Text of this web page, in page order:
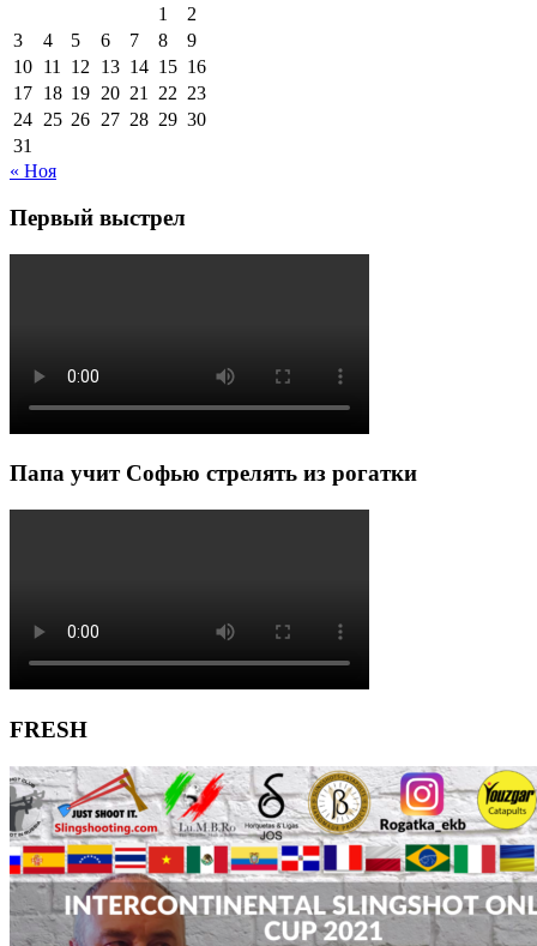
1
2
3
4 5 6 7 8
9
10 11 12 13 14 15 16
17 18 19 20 21 22 23
24 25 26 27 28 29 30
31
« Ноя
Первый выстрел
Папа учит Софью стрелять из рогатки
FRESH